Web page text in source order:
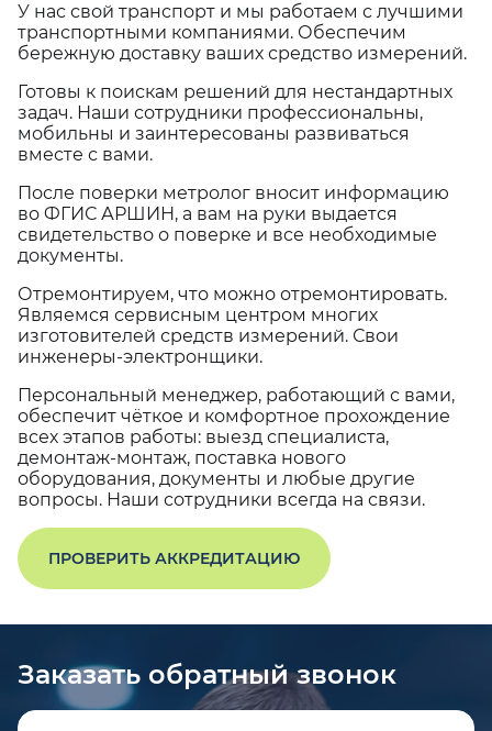
У нас свой транспорт и мы работаем с лучшими
транспортными компаниями. Обеспечим
бережную доставку ваших средство измерений.
Готовы к поискам решений для нестандартных
задач. Наши сотрудники профессиональны,
мобильны и заинтересованы развиваться
вместе с вами.
После поверки метролог вносит информацию
во ФГИС АРШИН, а вам на руки выдается
свидетельство о поверке и все необходимые
документы.
Отремонтируем, что можно отремонтировать.
Являемся сервисным центром многих
изготовителей средств измерений. Свои
инженеры-электронщики.
Персональный менеджер, работающий с вами,
обеспечит чёткое и комфортное прохождение
всех этапов работы: выезд специалиста,
демонтаж-монтаж, поставка нового
оборудования, документы и любые другие
вопросы. Наши сотрудники всегда на связи.
ПРОВЕРИТЬ АККРЕДИТАЦИЮ
Заказать обратный звонок